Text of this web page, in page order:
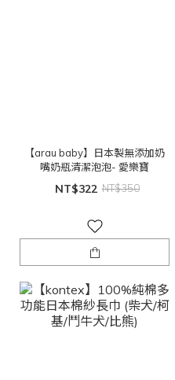
【arau baby】日本製無添加奶
嘴奶瓶清潔泡泡- 愛樂寶
NT$322 NT$350